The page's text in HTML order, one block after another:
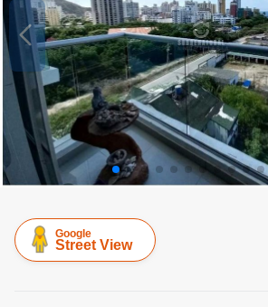
Google
Street View